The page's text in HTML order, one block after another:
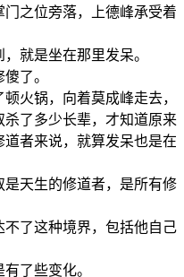
之位旁落，上德峰承受着
就是坐在那里发呆。
了。
火锅，向着莫成峰走去，
了多少长辈，才知道原来
者来说，就算发呆也是在
天生的修道者，是所有修
了这种境界，包括他自己
了些变化。